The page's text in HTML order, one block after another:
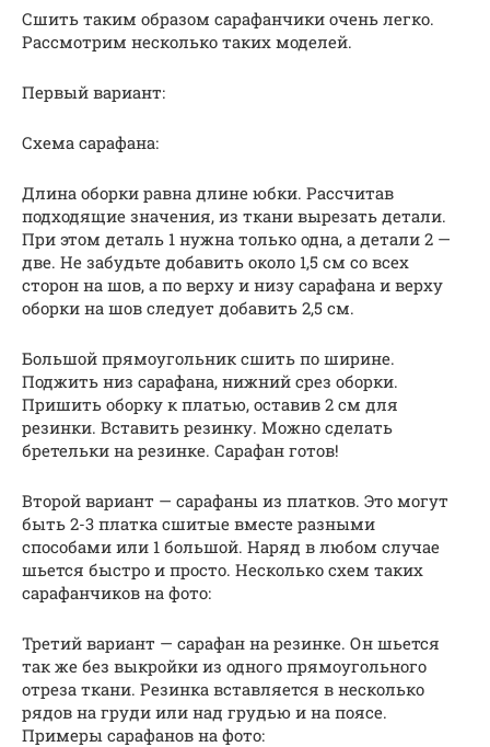
Сшить таким образом сарафанчики очень легко.
Рассмотрим несколько таких моделей.
Первый вариант:
Схема сарафана:
Длина оборки равна длине юбки. Рассчитав
подходящие значения, из ткани вырезать детали.
При этом деталь 1 нужна только одна, а детали 2 —
две. Не забудьте добавить около 1,5 см со всех
сторон на шов, а по верху и низу сарафана и верху
оборки на шов следует добавить 2,5 см.
Большой прямоугольник сшить по ширине.
Поджить низ сарафана, нижний срез оборки.
Пришить оборку к платью, оставив 2 см для
резинки. Вставить резинку. Можно сделать
бретельки на резинке. Сарафан готов!
Второй вариант — сарафаны из платков. Это могут
быть 2-3 платка сшитые вместе разными
способами или 1 большой. Наряд в любом случае
шьется быстро и просто. Несколько схем таких
сарафанчиков на фото:
Третий вариант — сарафан на резинке. Он шьется
так же без выкройки из одного прямоугольного
отреза ткани. Резинка вставляется в несколько
рядов на груди или над грудью и на поясе.
Примеры сарафанов на фото: